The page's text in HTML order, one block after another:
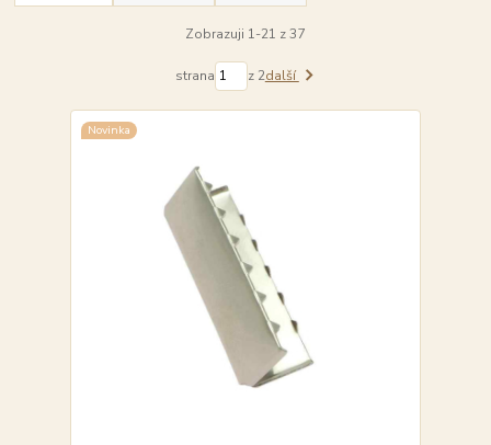
Zobrazuji 1-21 z 37
strana z 2další
Novinka